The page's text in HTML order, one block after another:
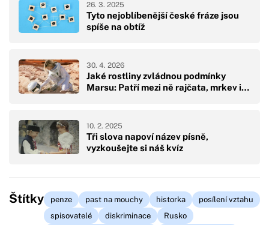
Tyto nejoblíbenější české fráze jsou
spíše na obtíž
26. 3. 2025
Jaké rostliny zvládnou podmínky
Marsu: Patří mezi ně rajčata, mrkev i…
30. 4. 2026
Tři slova napoví název písně,
vyzkoušejte si náš kvíz
10. 2. 2025
Štítky penze past na mouchy historka
posílení vztahu
spisovatelé
diskriminace
Rusko